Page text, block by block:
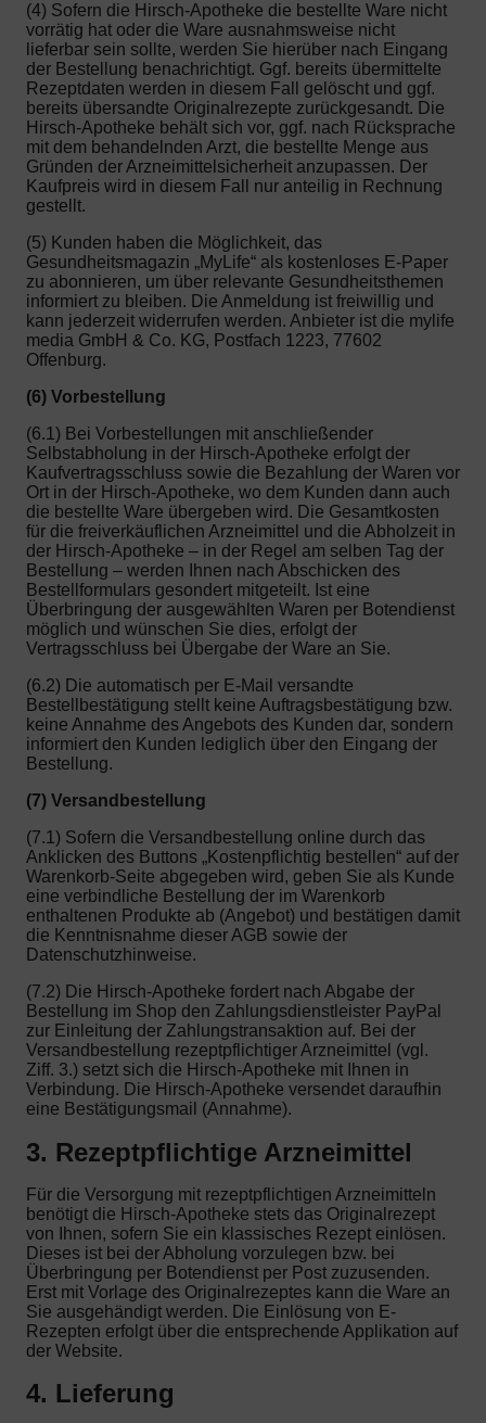
(4) Sofern die Hirsch-Apotheke die bestellte Ware nicht
vorrätig hat oder die Ware ausnahmsweise nicht
lieferbar sein sollte, werden Sie hierüber nach Eingang
der Bestellung benachrichtigt. Ggf. bereits übermittelte
Rezeptdaten werden in diesem Fall gelöscht und ggf.
bereits übersandte Originalrezepte zurückgesandt. Die
Hirsch-Apotheke behält sich vor, ggf. nach Rücksprache
mit dem behandelnden Arzt, die bestellte Menge aus
Gründen der Arzneimittelsicherheit anzupassen. Der
Kaufpreis wird in diesem Fall nur anteilig in Rechnung
gestellt.
(5) Kunden haben die Möglichkeit, das
Gesundheitsmagazin „MyLife“ als kostenloses E-Paper
zu abonnieren, um über relevante Gesundheitsthemen
informiert zu bleiben. Die Anmeldung ist freiwillig und
kann jederzeit widerrufen werden. Anbieter ist die mylife
media GmbH & Co. KG, Postfach 1223, 77602
Offenburg.
(6) Vorbestellung
(6.1) Bei Vorbestellungen mit anschließender
Selbstabholung in der Hirsch-Apotheke erfolgt der
Kaufvertragsschluss sowie die Bezahlung der Waren vor
Ort in der Hirsch-Apotheke, wo dem Kunden dann auch
die bestellte Ware übergeben wird. Die Gesamtkosten
für die freiverkäuflichen Arzneimittel und die Abholzeit in
der Hirsch-Apotheke – in der Regel am selben Tag der
Bestellung – werden Ihnen nach Abschicken des
Bestellformulars gesondert mitgeteilt. Ist eine
Überbringung der ausgewählten Waren per Botendienst
möglich und wünschen Sie dies, erfolgt der
Vertragsschluss bei Übergabe der Ware an Sie.
(6.2) Die automatisch per E-Mail versandte
Bestellbestätigung stellt keine Auftragsbestätigung bzw.
keine Annahme des Angebots des Kunden dar, sondern
informiert den Kunden lediglich über den Eingang der
Bestellung.
(7) Versandbestellung
(7.1) Sofern die Versandbestellung online durch das
Anklicken des Buttons „Kostenpflichtig bestellen“ auf der
Warenkorb-Seite abgegeben wird, geben Sie als Kunde
eine verbindliche Bestellung der im Warenkorb
enthaltenen Produkte ab (Angebot) und bestätigen damit
die Kenntnisnahme dieser AGB sowie der
Datenschutzhinweise.
(7.2) Die Hirsch-Apotheke fordert nach Abgabe der
Bestellung im Shop den Zahlungsdienstleister PayPal
zur Einleitung der Zahlungstransaktion auf. Bei der
Versandbestellung rezeptpflichtiger Arzneimittel (vgl.
Ziff. 3.) setzt sich die Hirsch-Apotheke mit Ihnen in
Verbindung. Die Hirsch-Apotheke versendet daraufhin
eine Bestätigungsmail (Annahme).
3. Rezeptpflichtige Arzneimittel
Für die Versorgung mit rezeptpflichtigen Arzneimitteln
benötigt die Hirsch-Apotheke stets das Originalrezept
von Ihnen, sofern Sie ein klassisches Rezept einlösen.
Dieses ist bei der Abholung vorzulegen bzw. bei
Überbringung per Botendienst per Post zuzusenden.
Erst mit Vorlage des Originalrezeptes kann die Ware an
Sie ausgehändigt werden. Die Einlösung von E-
Rezepten erfolgt über die entsprechende Applikation auf
der Website.
4. Lieferung